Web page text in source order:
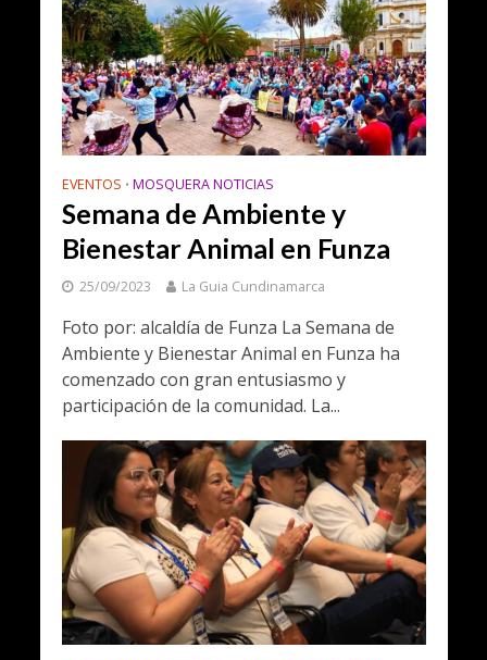
EVENTOS • MOSQUERA NOTICIAS
Semana de Ambiente y
Bienestar Animal en Funza
25/09/2023 La Guia Cundinamarca
Foto por: alcaldía de Funza La Semana de
Ambiente y Bienestar Animal en Funza ha
comenzado con gran entusiasmo y
participación de la comunidad. La...